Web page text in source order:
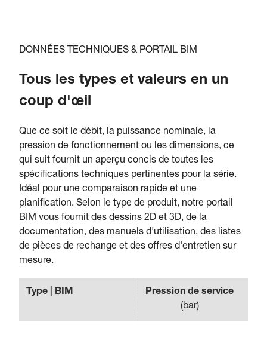
DONNÉES TECHNIQUES & PORTAIL BIM
Tous les types et valeurs en un
coup d'œil
Que ce soit le débit, la puissance nominale, la
pression de fonctionnement ou les dimensions, ce
qui suit fournit un aperçu concis de toutes les
spécifications techniques pertinentes pour la série.
Idéal pour une comparaison rapide et une
planification. Selon le type de produit, notre portail
BIM vous fournit des dessins 2D et 3D, de la
documentation, des manuels d'utilisation, des listes
de pièces de rechange et des offres d'entretien sur
mesure.
Type | BIM
Pression de service
(bar)